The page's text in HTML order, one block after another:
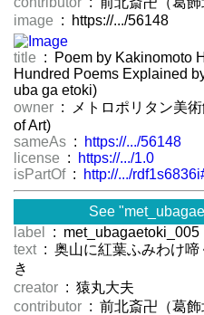
image : https://.../56148
title : Poem by Kakinomoto
Hundred Poems Explained
uba ga etoki)
owner : メトロポリタン美
of Art)
sameAs :
https://.../56148
license :
https://.../1.0
isPartOf : http://.../
See
label
: met_ubagaetoki_005
text : 奥山に紅葉ふみわけ啼
き
creator : 猿丸大夫
contributor : 前北斎卍（葛飾